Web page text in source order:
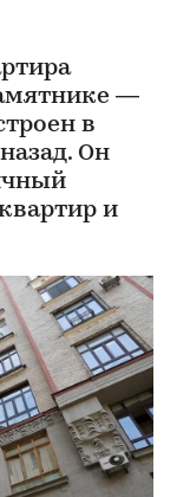
—
в
Он
и